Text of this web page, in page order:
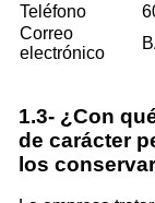
Teléfono
Correo
electrónico
1.3- ¿Con
de carácter
los